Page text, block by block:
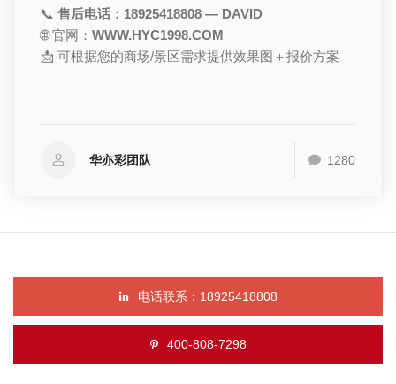
📞 售后电话：18925418808 — DAVID
🌐 官网： WWW.HYC1998.COM
📩 可根据您的商场/景区需求提供效果图＋报价方案
华亦彩团队 1280
电话联系：18925418808
400-808-7298